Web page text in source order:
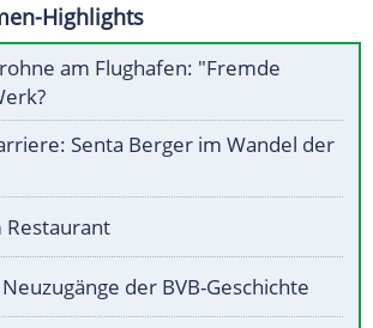
Highlights
am Flughafen: "Fremde
Senta Berger im Wandel der
Restaurant
der BVB-Geschichte